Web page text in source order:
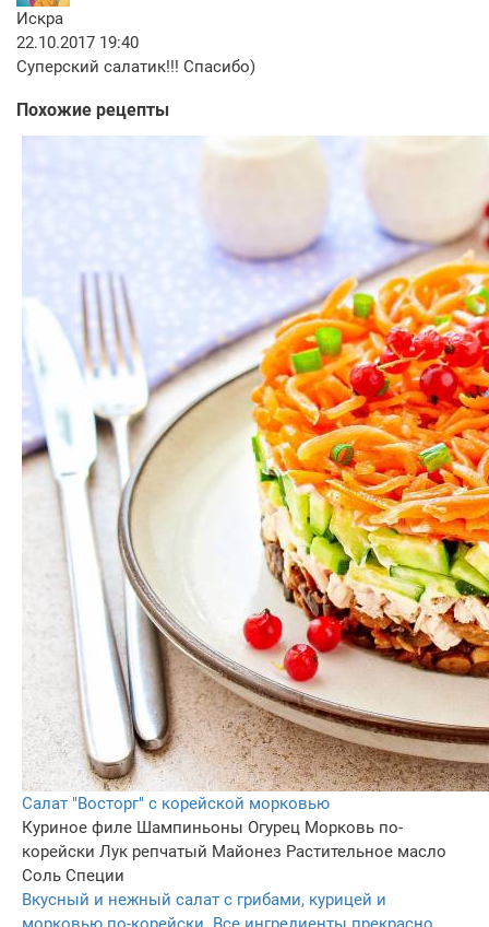
Искра
22.10.2017 19:40
Суперский салатик!!! Спасибо)
Похожие рецепты
Салат "Восторг" с корейской морковью
Куриное филе Шампиньоны Огурец Морковь по-
корейски Лук репчатый Майонез Растительное масло
Соль Специи
Вкусный и нежный салат с грибами, курицей и